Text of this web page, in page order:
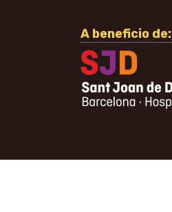
A beneficio de: